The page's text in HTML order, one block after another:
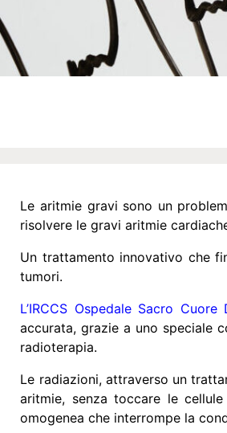
Le aritmie gravi sono un
risolvere le gravi aritmie
Un trattamento innovativo che
tumori.
L’IRCCS Ospedale Sacro
accurata, grazie a uno speciale
radioterapia.
Le radiazioni, attraverso un
aritmie, senza toccare le
omogenea che interrompe la